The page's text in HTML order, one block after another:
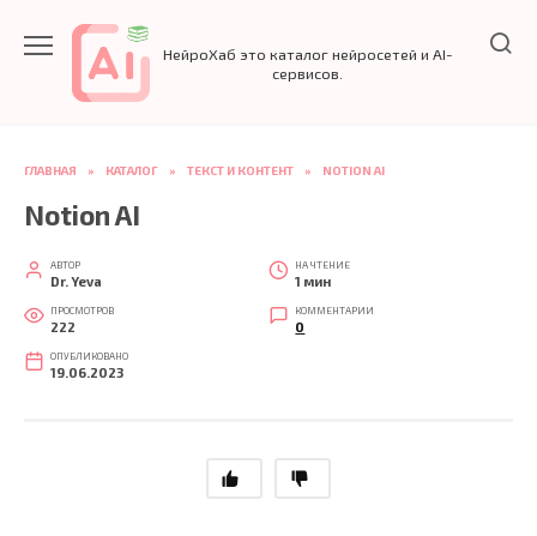
содержанию
НейроХаб это каталог нейросетей и AI-
сервисов.
ГЛАВНАЯ » КАТАЛОГ » ТЕКСТ И КОНТЕНТ » NOTION AI
Notion AI
АВТОР
Dr. Yeva
НА ЧТЕНИЕ
1 мин
ПРОСМОТРОВ
222
КОММЕНТАРИИ
0
ОПУБЛИКОВАНО
19.06.2023